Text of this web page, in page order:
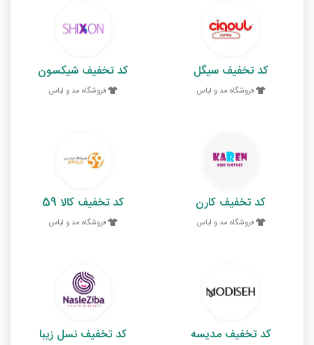
کد تخفیف سیگل
فروشگاه مد و لباس
کد تخفیف شیکسون
فروشگاه مد و لباس
کد تخفیف کارن
فروشگاه مد و لباس
کد تخفیف کالا 59
فروشگاه مد و لباس
کد تخفیف مدیسه کد تخفیف نسل زیبا